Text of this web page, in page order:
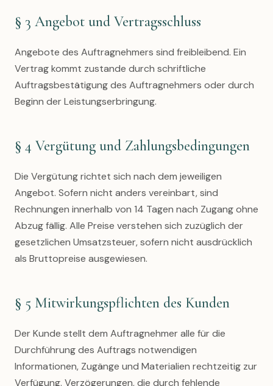
§ 3 Angebot und Vertragsschluss
Angebote des Auftragnehmers sind freibleibend. Ein
Vertrag kommt zustande durch schriftliche
Auftragsbestätigung des Auftragnehmers oder durch
Beginn der Leistungserbringung.
§ 4 Vergütung und Zahlungsbedingungen
Die Vergütung richtet sich nach dem jeweiligen
Angebot. Sofern nicht anders vereinbart, sind
Rechnungen innerhalb von 14 Tagen nach Zugang ohne
Abzug fällig. Alle Preise verstehen sich zuzüglich der
gesetzlichen Umsatzsteuer, sofern nicht ausdrücklich
als Bruttopreise ausgewiesen.
§ 5 Mitwirkungspflichten des Kunden
Der Kunde stellt dem Auftragnehmer alle für die
Durchführung des Auftrags notwendigen
Informationen, Zugänge und Materialien rechtzeitig zur
Verfügung. Verzögerungen, die durch fehlende